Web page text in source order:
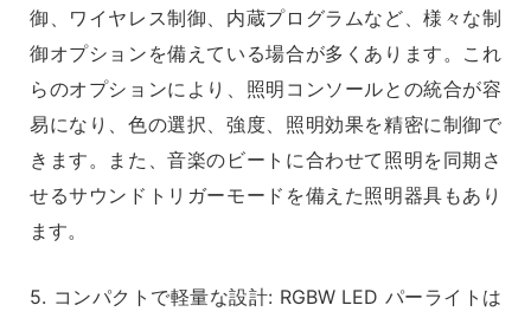
御、ワイヤレス制御、内蔵プログラムなど、様々な制
御オプションを備えている場合が多くあります。これ
らのオプションにより、照明コンソールとの統合が容
易になり、色の選択、強度、照明効果を精密に制御で
きます。また、音楽のビートに合わせて照明を同期さ
せるサウンドトリガーモードを備えた照明器具もあり
ます。
5. コンパクトで軽量な設計: RGBW LED パーライトは